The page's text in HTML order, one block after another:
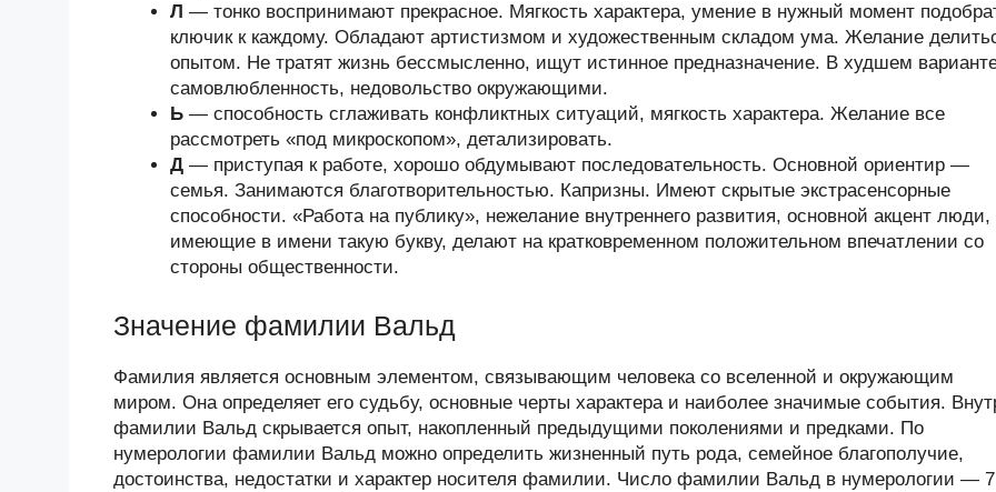
Л — тонко воспринимают прекрасное. Мягкость характера, умение в нужный момент
ключик к каждому. Обладают артистизмом и художественным складом ума. Желание
опытом. Не тратят жизнь бессмысленно, ищут истинное предназначение. В худшем
самовлюбленность, недовольство окружающими.
Ь — способность сглаживать конфликтных ситуаций, мягкость характера. Желание все
рассмотреть «под микроскопом», детализировать.
Д — приступая к работе, хорошо обдумывают последовательность. Основной ориентир —
семья. Занимаются благотворительностью. Капризны. Имеют скрытые экстрасенсорные
способности. «Работа на публику», нежелание внутреннего развития, основной акцент люди,
имеющие в имени такую букву, делают на кратковременном положительном впечатлении со
стороны общественности.
Значение фамилии Вальд
Фамилия является основным элементом, связывающим человека со вселенной и окружающим
миром. Она определяет его судьбу, основные черты характера и наиболее значимые события.
фамилии Вальд скрывается опыт, накопленный предыдущими поколениями и предками. По
нумерологии фамилии Вальд можно определить жизненный путь рода, семейное благополучие,
достоинства, недостатки и характер носителя фамилии. Число фамилии Вальд в нумерологии —